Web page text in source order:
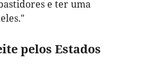
e ter uma
pelos Estados